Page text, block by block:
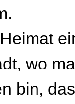
wo
bin,